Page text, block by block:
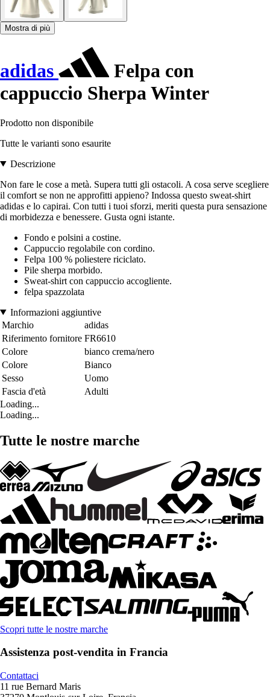
Mostra di più
adidas
Felpa con
cappuccio Sherpa Winter
Prodotto non disponibile
Tutte le varianti sono esaurite
Descrizione
Non fare le cose a metà. Supera tutti gli ostacoli. A cosa serve scegliere
il comfort se non ne approfitti appieno? Indossa questo sweat-shirt
adidas e lo capirai. Con tutti i tuoi sforzi, meriti questa pura sensazione
di morbidezza e benessere. Gusta ogni istante.
Fondo e polsini a costine.
Cappuccio regolabile con cordino.
Felpa 100 % poliestere riciclato.
Pile sherpa morbido.
Sweat-shirt con cappuccio accogliente.
felpa spazzolata
Informazioni aggiuntive
Marchio
adidas
Riferimento fornitore FR6610
Colore
bianco crema/nero
Colore
Bianco
Sesso
Uomo
Fascia d'età
Adulti
Loading...
Loading...
Tutte le nostre marche
Scopri tutte le nostre marche
Assistenza post-vendita in Francia
Contattaci
11 rue Bernard Maris